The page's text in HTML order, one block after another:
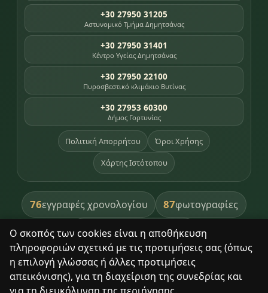
Ο σκοπός των cookies είναι η αποθήκευση
πληροφοριών σχετικά με τις προτιμήσεις σας (όπως
η επιλογή γλώσσας ή άλλες προτιμήσεις
απεικόνισης), για τη διαχείριση της συνεδρίας και
+30 27950 31205
Αστυνομικό Τμήμα Δημητσάνας
+30 27950 31401
Κέντρο Υγείας Δημητσάνας
+30 27950 22100
Πυροσβεστικό κλιμάκιο Βυτίνας
+30 27953 60300
Δήμος Γορτυνίας
Πολιτική Απορρήτου Όροι Χρήσης
Χάρτης Ιστότοπου
76εγγραφές χρονολογίου 87φωτογραφίες
391βιβλία βιβλιοθήκης
8σημεία κληρονομιάς